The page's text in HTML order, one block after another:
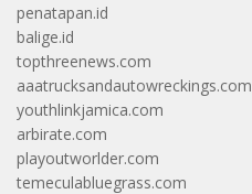
penatapan.id
balige.id
topthreenews.com
aaatrucksandautowreckings.com
youthlinkjamica.com
arbirate.com
playoutworlder.com
temeculabluegrass.com